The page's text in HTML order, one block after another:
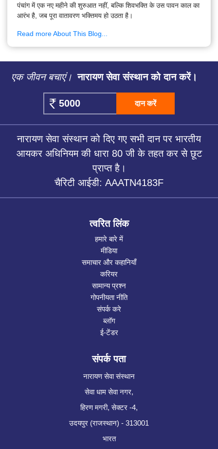
पंचांग में एक नए महीने की शुरुआत नहीं, बल्कि शिवभक्ति के उस पावन काल का
आरंभ है, जब पूरा वातावरण भक्तिमय हो उठता है।
Read more About This Blog...
एक जीवन बचाएं। नारायण सेवा संस्थान को दान करें।
दान करें
नारायण सेवा संस्थान को दिए गए सभी दान पर भारतीय
आयकर अधिनियम की धारा 80 जी के तहत कर से छूट
प्राप्त है।
चैरिटी आईडी: AAATN4183F
त्वरित लिंक
हमारे बारे में
मीडिया
समाचार और कहानियाँ
करियर
सामान्य प्रश्न
गोपनीयता नीति
संपर्क करे
ब्लॉग
ई-टेंडर
संपर्क पता
नारायण सेवा संस्थान
सेवा धाम सेवा नगर,
हिरण मगरी, सेक्टर -4,
उदयपुर (राजस्थान) - 313001
भारत